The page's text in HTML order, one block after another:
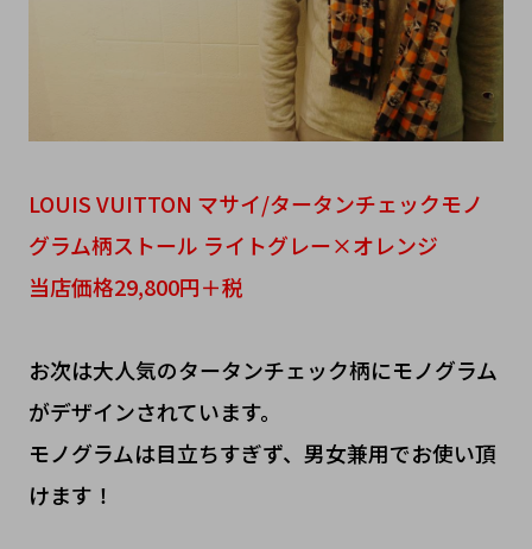
LOUIS VUITTON マサイ/タータンチェックモノ
グラム柄ストール ライトグレー×オレンジ
当店価格29,800円＋税
お次は大人気のタータンチェック柄にモノグラム
がデザインされています。
モノグラムは目立ちすぎず、男女兼用でお使い頂
けます！